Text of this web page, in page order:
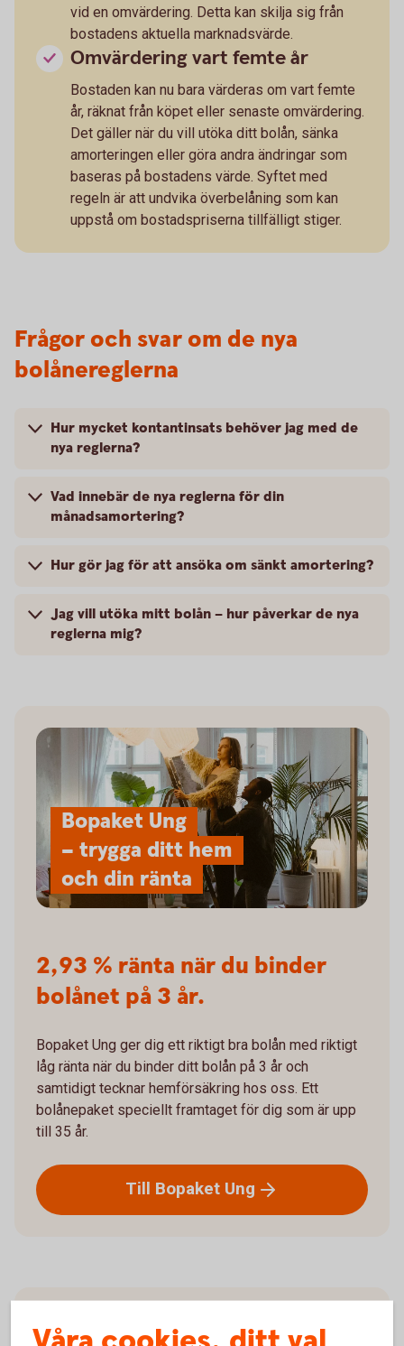
vid en omvärdering. Detta kan skilja sig från
bostadens aktuella marknadsvärde.
Omvärdering vart femte år
Bostaden kan nu bara värderas om vart femte
år, räknat från köpet eller senaste omvärdering.
Det gäller när du vill utöka ditt bolån, sänka
amorteringen eller göra andra ändringar som
baseras på bostadens värde. Syftet med
regeln är att undvika överbelåning som kan
uppstå om bostadspriserna tillfälligt stiger.
Frågor och svar om de nya
bolånereglerna
Hur mycket kontantinsats behöver jag med de
nya reglerna?
Vad innebär de nya reglerna för din
månadsamortering?
Hur gör jag för att ansöka om sänkt amortering?
Jag vill utöka mitt bolån – hur påverkar de nya
reglerna mig?
Bopaket Ung
– trygga ditt hem
och din ränta
2,93 % ränta när du binder
bolånet på 3 år.
Bopaket Ung ger dig ett riktigt bra bolån med riktigt
låg ränta när du binder ditt bolån på 3 år och
samtidigt tecknar hemförsäkring hos oss. Ett
bolånepaket speciellt framtaget för dig som är upp
till 35 år.
Till Bopaket Ung
Räkna på bolån